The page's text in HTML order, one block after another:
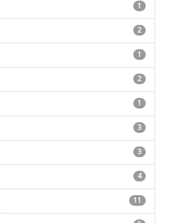
1
2
1
2
1
3
3
4
11